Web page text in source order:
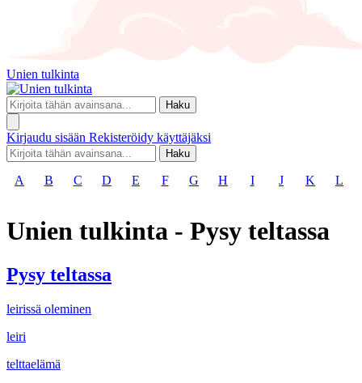
Unien tulkinta
Haku
Kirjaudu sisään Rekisteröidy käyttäjäksi
Haku
A B C D E F G H I J K L
Unien tulkinta - Pysy teltassa
Pysy teltassa
leirissä oleminen
leiri
telttaelämä